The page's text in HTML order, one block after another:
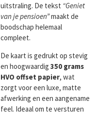
uitstraling. De tekst “Geniet
van je pensioen”maakt de
boodschap helemaal
compleet.
De kaart is gedrukt op stevig
en hoogwaardig 350 grams
HVO offset papier, wat
zorgt voor een luxe, matte
afwerking en een aangename
feel. Ideaal om te versturen